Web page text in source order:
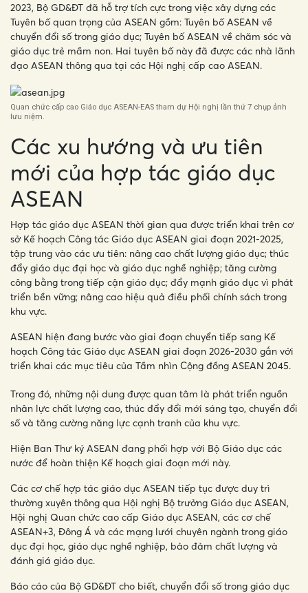
2023, Bộ GD&ĐT đã hỗ trợ tích cực trong việc xây dựng các
Tuyên bố quan trọng của ASEAN gồm: Tuyên bố ASEAN về
chuyển đổi số trong giáo dục; Tuyên bố ASEAN về chăm sóc và
giáo dục trẻ mầm non. Hai tuyên bố này đã được các nhà lãnh
đạo ASEAN thông qua tại các Hội nghị cấp cao ASEAN.
Quan chức cấp cao Giáo dục ASEAN-EAS tham dự Hội nghị lần thứ 7 chụp ảnh
lưu niệm.
Các xu hướng và ưu tiên
mới của hợp tác giáo dục
ASEAN
Hợp tác giáo dục ASEAN thời gian qua được triển khai trên cơ
sở Kế hoạch Công tác Giáo dục ASEAN giai đoạn 2021-2025,
tập trung vào các ưu tiên: nâng cao chất lượng giáo dục; thúc
đẩy giáo dục đại học và giáo dục nghề nghiệp; tăng cường
công bằng trong tiếp cận giáo dục; đẩy mạnh giáo dục vì phát
triển bền vững; nâng cao hiệu quả điều phối chính sách trong
khu vực.
ASEAN hiện đang bước vào giai đoạn chuyển tiếp sang Kế
hoạch Công tác Giáo dục ASEAN giai đoạn 2026-2030 gắn với
triển khai các mục tiêu của Tầm nhìn Cộng đồng ASEAN 2045.
Trong đó, những nội dung được quan tâm là phát triển nguồn
nhân lực chất lượng cao, thúc đẩy đổi mới sáng tạo, chuyển đổi
số và tăng cường năng lực cạnh tranh của khu vực.
Hiện Ban Thư ký ASEAN đang phối hợp với Bộ Giáo dục các
nước để hoàn thiện Kế hoạch giai đoạn mới này.
Các cơ chế hợp tác giáo dục ASEAN tiếp tục được duy trì
thường xuyên thông qua Hội nghị Bộ trưởng Giáo dục ASEAN,
Hội nghị Quan chức cao cấp Giáo dục ASEAN, các cơ chế
ASEAN+3, Đông Á và các mạng lưới chuyên ngành trong giáo
dục đại học, giáo dục nghề nghiệp, bảo đảm chất lượng và
đánh giá giáo dục.
Báo cáo của Bộ GD&ĐT cho biết, chuyển đổi số trong giáo dục